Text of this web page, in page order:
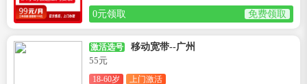
0元领取 免费领取
激活选号
移动宽带--广州
55元
18-60岁 上门激活